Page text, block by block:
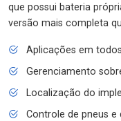
que possui bateria
versão mais completa
Aplicações em
Gerenciamento
Localização do
Controle de pneus